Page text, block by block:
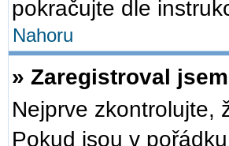
pokračujte dle
Nahoru
» Zaregistroval
Nejprve zkontrolujte,
Pokud jsou v